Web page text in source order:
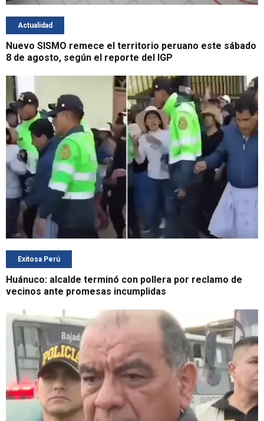
Actualidad
Nuevo SISMO remece el territorio peruano este sábado
8 de agosto, según el reporte del IGP
Exitosa Perú
Huánuco: alcalde terminó con pollera por reclamo de
vecinos ante promesas incumplidas